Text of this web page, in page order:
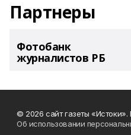
Партнеры
Фотобанк
журналистов РБ
© 2026 сайт газеты
Об использовании